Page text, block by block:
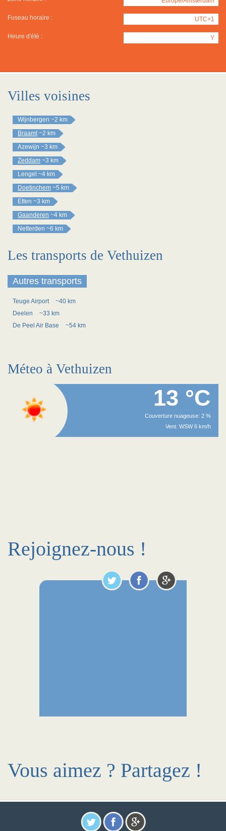
Fuseau horaire : UTC+1
Heure d'été : Y
Villes voisines
Wijnbergen ~2 km
Braamt ~2 km
Azewijn ~3 km
Zeddam ~3 km
Lengel ~4 km
Doetinchem ~5 km
Etten ~3 km
Gaanderen ~4 km
Netterden ~6 km
Les transports de Vethuizen
Autres transports
Teuge Airport
~40 km
Deelen
~33 km
De Peel Air Base
~54 km
Méteo à Vethuizen
13 °C
Couverture nuageuse: 2 %
Vent: WSW 6 km/h
Rejoignez-nous !
Vous aimez ? Partagez !